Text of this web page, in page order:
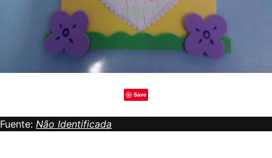
Save
Fuente: Não Identificada